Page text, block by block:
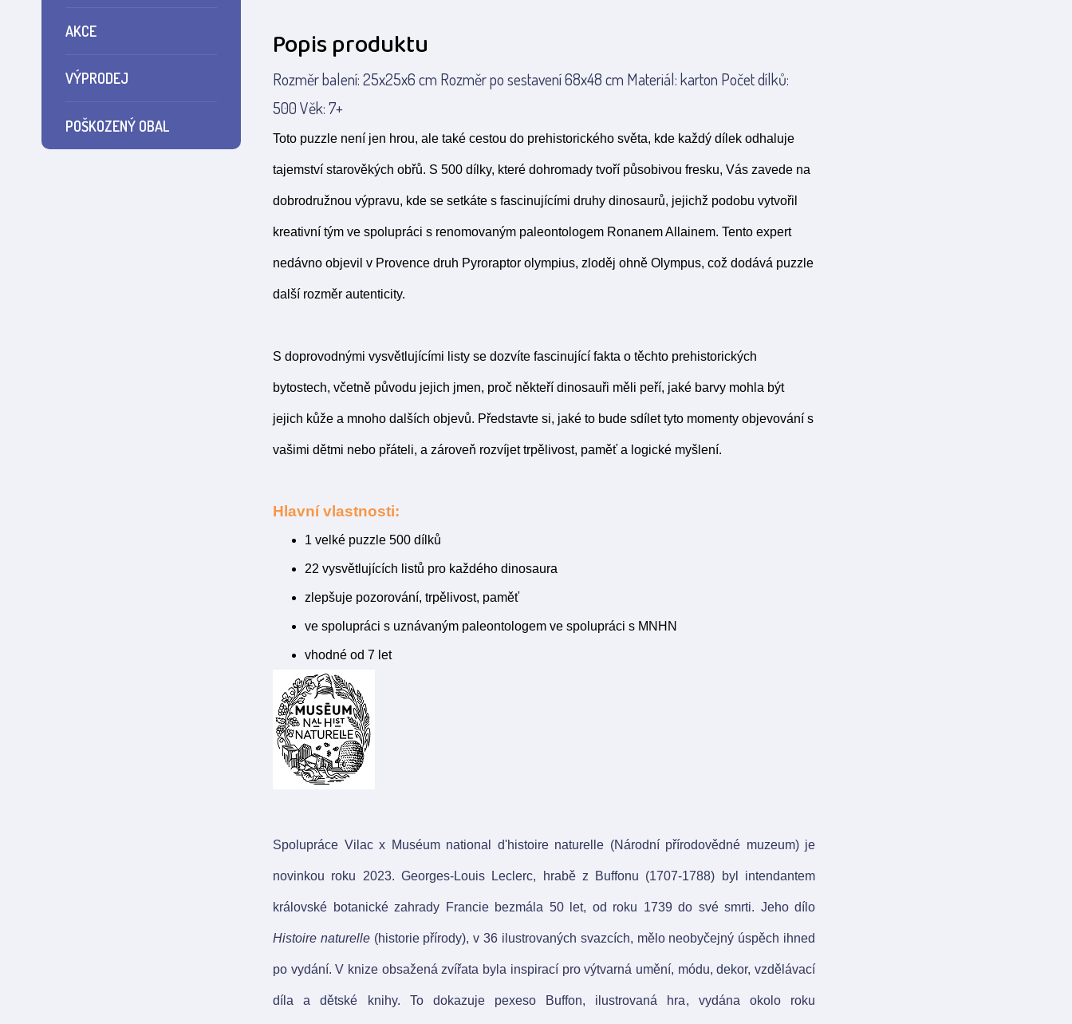
AKCE
VÝPRODEJ
POŠKOZENÝ OBAL
Popis produktu
Rozměr balení: 25x25x6 cm Rozměr po sestavení 68x48 cm Materiál: karton Počet dílků:
500 Věk: 7+
Toto puzzle není jen hrou, ale také cestou do prehistorického světa, kde každý dílek odhaluje
tajemství starověkých obřů. S 500 dílky, které dohromady tvoří působivou fresku, Vás zavede na
dobrodružnou výpravu, kde se setkáte s fascinujícími druhy dinosaurů, jejichž podobu vytvořil
kreativní tým ve spolupráci s renomovaným paleontologem Ronanem Allainem. Tento expert
nedávno objevil v Provence druh Pyroraptor olympius, zloděj ohně Olympus, což dodává puzzle
další rozměr autenticity.
S doprovodnými vysvětlujícími listy se dozvíte fascinující fakta o těchto prehistorických
bytostech, včetně původu jejich jmen, proč někteří dinosauři měli peří, jaké barvy mohla být
jejich kůže a mnoho dalších objevů. Představte si, jaké to bude sdílet tyto momenty objevování s
vašimi dětmi nebo přáteli, a zároveň rozvíjet trpělivost, paměť a logické myšlení.
Hlavní vlastnosti:
1 velké puzzle 500 dílků
22 vysvětlujících listů pro každého dinosaura
zlepšuje pozorování, trpělivost, paměť
ve spolupráci s uznávaným paleontologem ve spolupráci s MNHN
vhodné od 7 let
Spolupráce Vilac x Muséum national d'histoire naturelle (Národní přírodovědné muzeum) je
novinkou roku 2023. Georges-Louis Leclerc, hrabě z Buffonu (1707-1788) byl intendantem
královské botanické zahrady Francie bezmála 50 let, od roku 1739 do své smrti. Jeho dílo
Histoire naturelle (historie přírody), v 36 ilustrovaných svazcích, mělo neobyčejný úspěch ihned
po vydání. V knize obsažená zvířata byla inspirací pro výtvarná umění, módu, dekor, vzdělávací
díla a dětské knihy. To dokazuje pexeso Buffon, ilustrovaná hra, vydána okolo roku